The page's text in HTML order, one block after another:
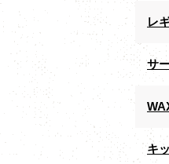
レ
サ
キ